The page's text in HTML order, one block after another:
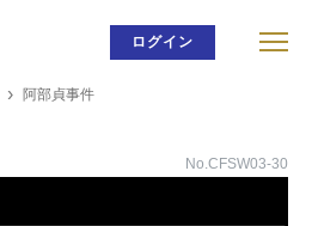
ログイン
阿部貞事件
No.CFSW03-30